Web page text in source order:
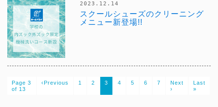
2023.12.14
スクールシューズのクリーニング
メニュー新登場!!
Page 3
of 13
‹Previous 1 2 3 4 5 6 7
Next
›
Last
»